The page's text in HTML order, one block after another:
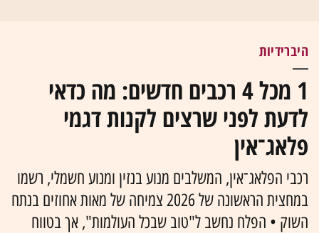
היברידיות
1 מכל 4 רכבים חדשים: מה כדאי
לדעת לפני שרצים לקנות דגמי
פלאג־אין
רכבי הפלאג־אין, המשלבים מנוע בנזין ומנוע חשמלי, רשמו
במחצית הראשונה של 2026 צמיחה של מאות אחוזים בנתח
השוק • הפלח נחשב ל"טוב שבכל העולמות", אך בטווח